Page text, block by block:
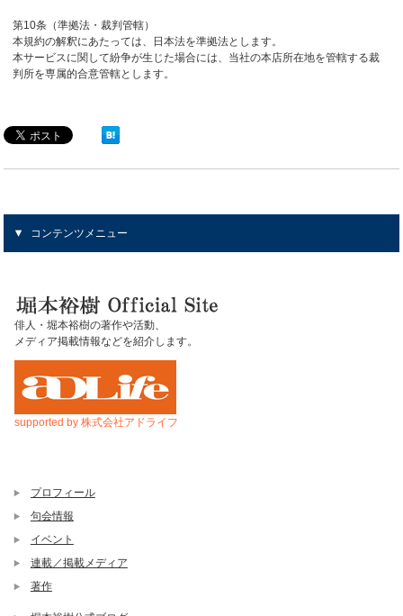
第10条（準拠法・裁判管轄）
本規約の解釈にあたっては、日本法を準拠法とします。
本サービスに関して紛争が生じた場合には、当社の本店所在地を管轄する裁
判所を専属的合意管轄とします。
コンテンツメニュー
俳人・堀本裕樹の著作や活動、
メディア掲載情報などを紹介します。
supported by 株式会社アドライフ
プロフィール
句会情報
イベント
連載／掲載メディア
著作